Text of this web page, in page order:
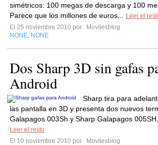
simétricos: 100 megas de descarga y 100
Parece que los millones de euros...
Leer el
El 25 noviembre 2010 por
Movilesblog
NONE NONE
Dos Sharp 3D sin gafas
Android
Sharp tira para
las pantalla en 3D y presenta dos nuevos
Galapagos 003Sh y Sharp Galapagos
Leer el resto
El 10 noviembre 2010 por
Movilesblog